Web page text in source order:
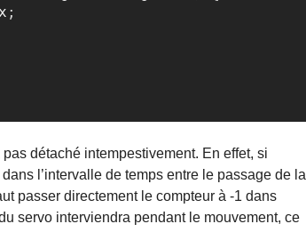
;
détaché intempestivement. En effet, si
l’intervalle de temps entre le passage de la
passer directement le compteur à -1 dans
servo interviendra pendant le mouvement, ce